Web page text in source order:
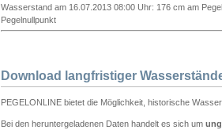
Wasserstand am 16.07.2013 08:00 Uhr: 176 cm am Pegel
Pegelnullpunkt
Download langfristiger
PEGELONLINE bietet die Möglichkeit, historische
Bei den heruntergeladenen Daten handelt es sich um